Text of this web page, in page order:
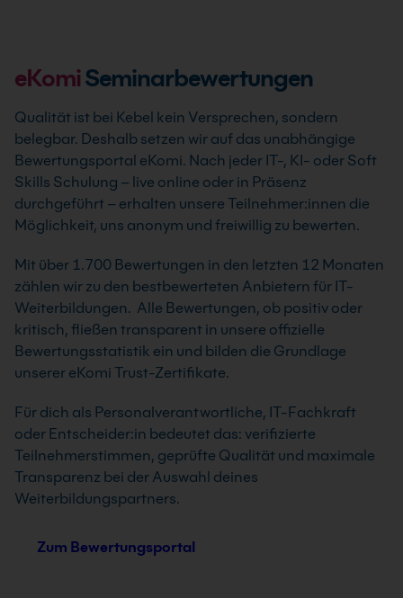
eKomiSeminarbewertungen
Qualität ist bei Kebel kein Versprechen, sondern
belegbar. Deshalb setzen wir auf das unabhängige
Bewertungsportal eKomi. Nach jeder IT-, KI- oder Soft
Skills Schulung – live online oder in Präsenz
durchgeführt – erhalten unsere Teilnehmer:innen die
Möglichkeit, uns anonym und freiwillig zu bewerten.
Mit über 1.700 Bewertungen in den letzten 12 Monaten
zählen wir zu den bestbewerteten Anbietern für IT-
Weiterbildungen. Alle Bewertungen, ob positiv oder
kritisch, fließen transparent in unsere offizielle
Bewertungsstatistik ein und bilden die Grundlage
unserer eKomi Trust-Zertifikate.
Für dich als Personalverantwortliche, IT-Fachkraft
oder Entscheider:in bedeutet das: verifizierte
Teilnehmerstimmen, geprüfte Qualität und maximale
Transparenz bei der Auswahl deines
Weiterbildungspartners.
Zum Bewertungsportal